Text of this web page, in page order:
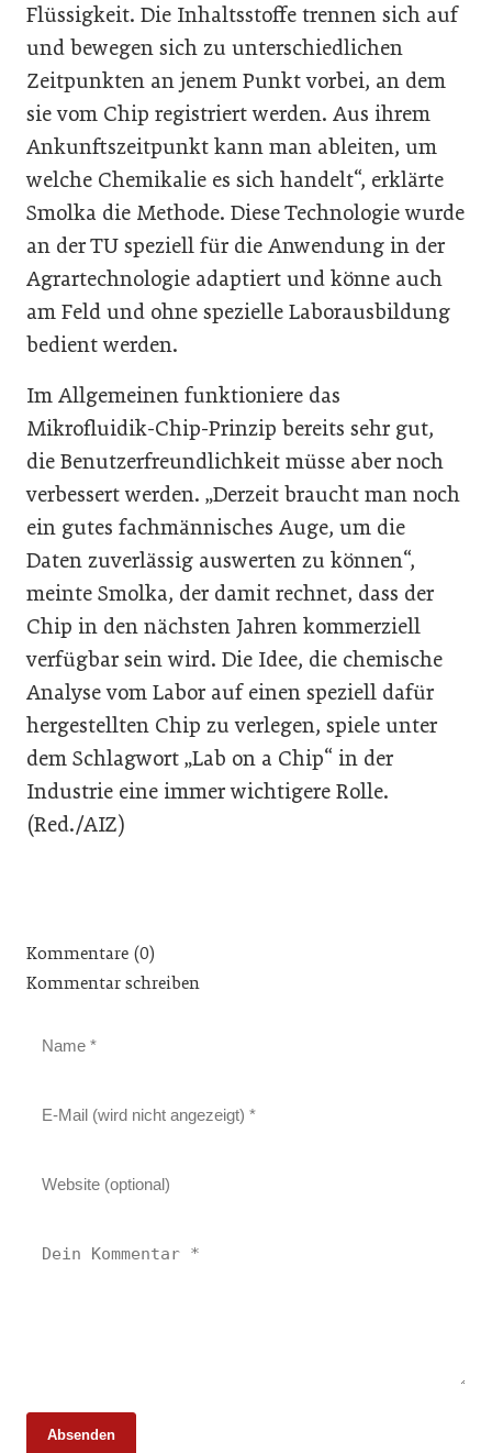
Flüssigkeit. Die Inhaltsstoffe trennen sich auf
und bewegen sich zu unterschiedlichen
Zeitpunkten an jenem Punkt vorbei, an dem
sie vom Chip registriert werden. Aus ihrem
Ankunftszeitpunkt kann man ableiten, um
welche Chemikalie es sich handelt“, erklärte
Smolka die Methode. Diese Technologie wurde
an der TU speziell für die Anwendung in der
Agrartechnologie adaptiert und könne auch
am Feld und ohne spezielle Laborausbildung
bedient werden.
Im Allgemeinen funktioniere das
Mikrofluidik-Chip-Prinzip bereits sehr gut,
die Benutzerfreundlichkeit müsse aber noch
verbessert werden. „Derzeit braucht man noch
ein gutes fachmännisches Auge, um die
Daten zuverlässig auswerten zu können“,
meinte Smolka, der damit rechnet, dass der
Chip in den nächsten Jahren kommerziell
verfügbar sein wird. Die Idee, die chemische
Analyse vom Labor auf einen speziell dafür
hergestellten Chip zu verlegen, spiele unter
dem Schlagwort „Lab on a Chip“ in der
Industrie eine immer wichtigere Rolle.
(Red./AIZ)
Kommentare (0)
Kommentar schreiben
Absenden